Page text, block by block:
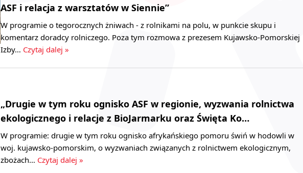
ASF i relacja z warsztatów w Siennie”
W programie o tegorocznych żniwach - z rolnikami na polu, w punkcie skupu i
komentarz doradcy rolniczego. Poza tym rozmowa z prezesem Kujawsko-Pomorskiej
Izby… Czytaj dalej »
„Drugie w tym roku ognisko ASF w regionie, wyzwania rolnictwa
ekologicznego i relacje z BioJarmarku oraz Święta Ko…
W programie: drugie w tym roku ognisko afrykańskiego pomoru świń w hodowli w
woj. kujawsko-pomorskim, o wyzwaniach związanych z rolnictwem ekologicznym,
zbożach… Czytaj dalej »